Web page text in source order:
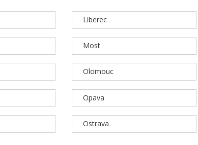
Liberec
Most
Olomouc
Opava
Ostrava